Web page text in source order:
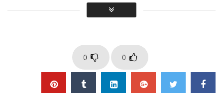
طاقم العمل: عبد القادر مقداد حمزة داود لطيفة القفصي محمد ساسي
القطاري المنصف البلدي فاضل قلنزة
0
0